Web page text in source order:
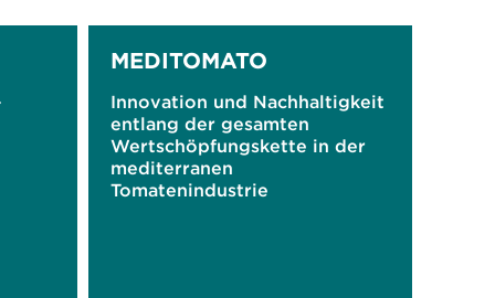
MEDITOMATO
Innovation und Nachhaltigkeit
entlang der gesamten
Wertschöpfungskette in der
mediterranen
Tomatenindustrie